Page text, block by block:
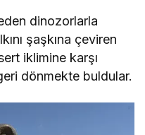
dinozorlarla
şaşkına çeviren
iklimine karşı
dönmekte buldular.